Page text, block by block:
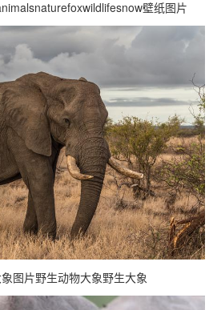
壁纸图片
图片野生动物大象野生大象